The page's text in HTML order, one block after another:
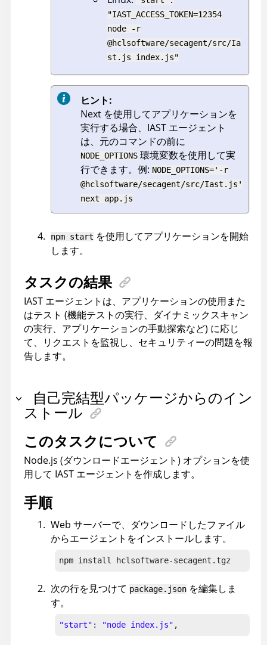
"IAST_ACCESS_TOKEN=12354
node -r
@hclsoftware/secagent/src/Ia
st.js index.js"
ヒント:
Next を使用してアプリケーションを
実行する場合、IAST エージェント
は、元のコマンドの前に
NODE_OPTIONS 環境変数を使用して実
行できます。例: NODE_OPTIONS='-r
@hclsoftware/secagent/src/Iast.js'
next app.js
npm start を使用してアプリケーションを開始
します。
タスクの結果
IAST エージェントは、アプリケーションの使用また
はテスト (機能テストの実行、ダイナミックスキャン
の実行、アプリケーションの手動探索など) に応じ
て、リクエストを監視し、セキュリティーの問題を報
告します。
自己完結型パッケージからのイン
ストール
このタスクについて
Node.js (ダウンロードエージェント) オプションを使
用して IAST エージェントを作成します。
手順
Web サーバーで、ダウンロードしたファイル
からエージェントをインストールします。
npm install hclsoftware-secagent.tgz
次の行を見つけて package.json を編集しま
す。
"start" : "node index.js" ,